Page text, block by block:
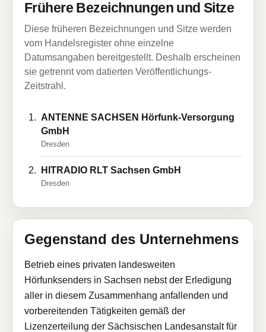
Frühere Bezeichnungen und Sitze
Diese früheren Bezeichnungen und Sitze werden
vom Handelsregister ohne einzelne
Datumsangaben bereitgestellt. Deshalb erscheinen
sie getrennt vom datierten Veröffentlichungs-
Zeitstrahl.
ANTENNE SACHSEN Hörfunk-Versorgung
GmbH
Dresden
HITRADIO RLT Sachsen GmbH
Dresden
Gegenstand des Unternehmens
Betrieb eines privaten landesweiten
Hörfunksenders in Sachsen nebst der Erledigung
aller in diesem Zusammenhang anfallenden und
vorbereitenden Tätigkeiten gemäß der
Lizenzerteilung der Sächsischen Landesanstalt für